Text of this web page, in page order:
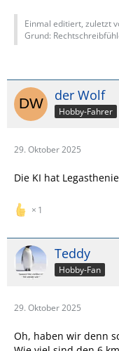
Einmal editiert, zuletzt
Grund:
der Wolf
Hobby-Fahrer
29. Oktober 2025
Die KI hat
1
Teddy
Hobby-Fan
29. Oktober 2025
Oh, haben wir denn